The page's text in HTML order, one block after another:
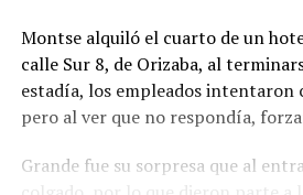
Montse alquiló el cuarto de un
calle Sur 8, de Orizaba, al
estadía, los empleados intentaron
pero al ver que no respondía,
Grande fue su sorpresa que al